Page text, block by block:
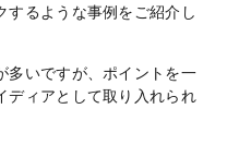
するような事例をご紹介し
多いですが、ポイントを一
ディアとして取り入れられ